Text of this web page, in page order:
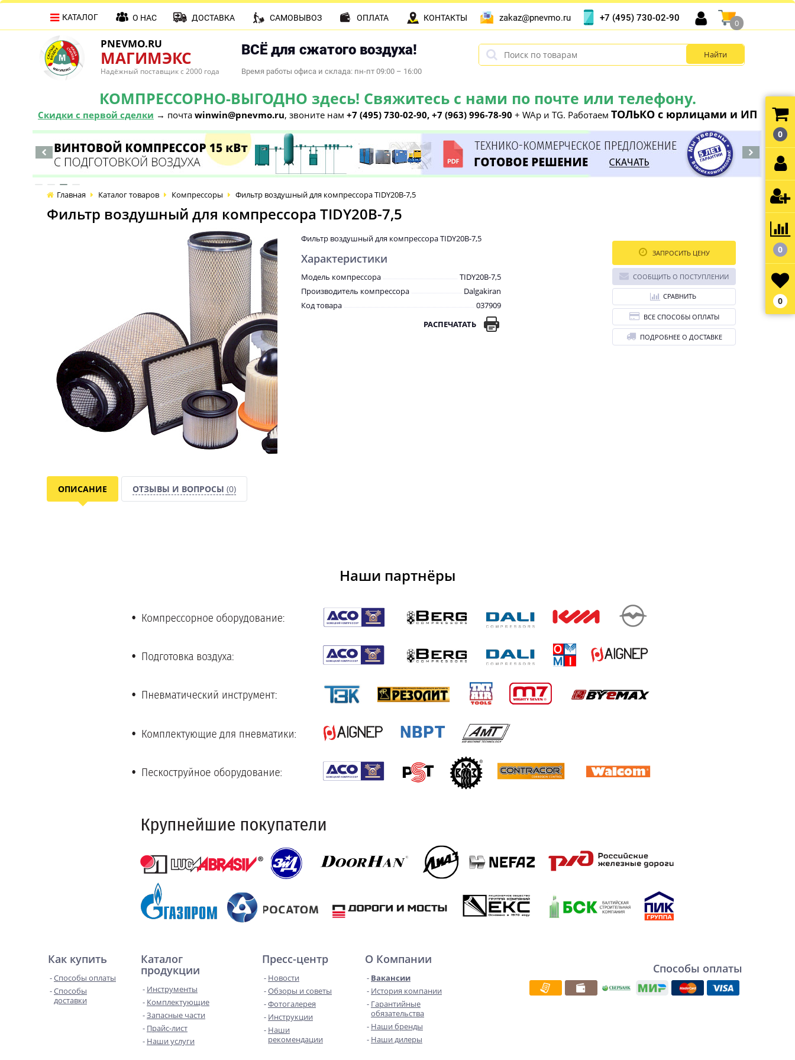
PNEVMO.RU
МАГИМЭКС
Надёжный поставщик с 2000 года
ВСЁ для сжатого воздуха!
Время работы офиса и склада: пн-пт 09:00 – 16:00
КОМПРЕССОРНО-ВЫГОДНО здесь! Свяжитесь с нами по почте или телефону.
Скидки с первой сделки → почта winwin@pnevmo.ru, звоните нам +7 (495) 730-02-90, +7 (963) 996-78-90 + WAp и TG. Работаем ТОЛЬКО с юрлицами и ИП
КАТАЛОГ О НАС ДОСТАВКА САМОВЫВОЗ ОПЛАТА КОНТАКТЫ zakaz@pnevmo.ru +7 (495) 730-02-90
0
Главная Каталог товаров Компрессоры Фильтр воздушный для компрессора TIDY20B-7,5
Фильтр воздушный для компрессора TIDY20B-7,5
Фильтр воздушный для компрессора TIDY20B-7,5
Характеристики
Модель компрессора
TIDY20B-7,5
Производитель компрессора
Dalgakiran
Код товара
037909
РАСПЕЧАТАТЬ
ЗАПРОСИТЬ ЦЕНУ
СООБЩИТЬ О ПОСТУПЛЕНИИ
СРАВНИТЬ
ВСЕ СПОСОБЫ ОПЛАТЫ
ПОДРОБНЕЕ О ДОСТАВКЕ
ОПИСАНИЕ ОТЗЫВЫ И ВОПРОСЫ (0)
Наши партнёры
Как купить
Способы оплаты
Способы
доставки
Каталог
продукции
Инструменты
Комплектующие
Запасные части
Прайс-лист
Наши услуги
Пресс-центр
Новости
Обзоры и советы
Фотогалерея
Инструкции
Наши
рекомендации
О Компании
Вакансии
История компании
Гарантийные
обязательства
Наши бренды
Наши дилеры
Способы оплаты
0
0
0